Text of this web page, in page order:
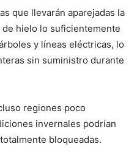
que llevarán aparejadas la
hielo lo suficientemente
y líneas eléctricas, lo
sin suministro durante
regiones poco
invernales podrían
bloqueadas.